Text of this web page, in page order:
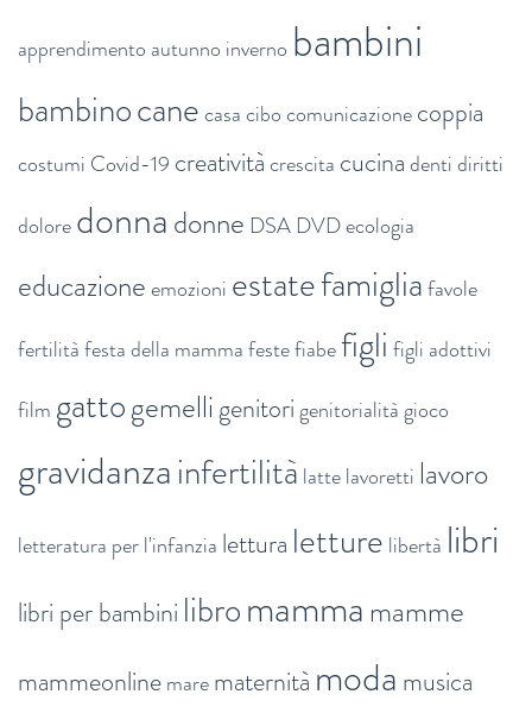
apprendimento autunno inverno bambini
bambinocanecasacibocomunicazionecoppia
costumi Covid-19 creativitàcrescita cucinadentidiritti
doloredonnadonne DSA DVDecologia
educazioneemozioni estatefamigliafavole
fertilitàfesta della mammafestefiabefigli figli adottivi
film gattogemelligenitorigenitorialitàgioco
gravidanzainfertilità lattelavoretti lavoro
letteratura per l'infanzia lettura letture libertà libri
libri per bambini libromamma mamme
mammeonlinemarematernità moda musica